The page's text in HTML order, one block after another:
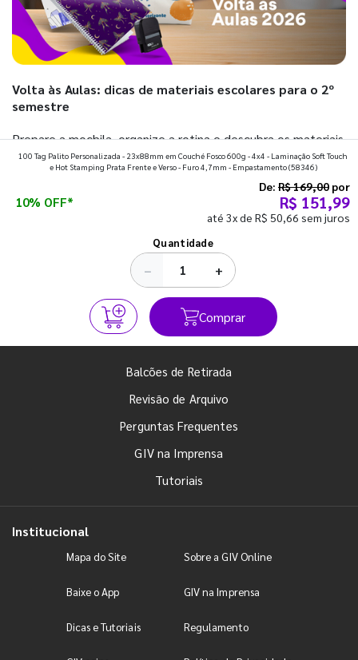
Volta às Aulas: dicas de materiais escolares para o 2º
semestre
Prepare a mochila, organize a rotina e descubra os materiais
que fazem toda diferença para começar o segundo
100 Tag Palito Personalizada - 23x88mm em Couché Fosco 600g - 4x4 - Laminação Soft Touch
e Hot Stamping Prata Frente e Verso - Furo 4,7mm - Empastamento(58346)
10% OFF*
De: R$ 169,00 por
R$ 151,99
até 3x de R$ 50,66 sem juros
Quantidade
− +
Comprar
Balcões de Retirada
Revisão de Arquivo
Perguntas Frequentes
GIV na Imprensa
Tutoriais
Institucional
Mapa do Site Sobre a GIV Online
Baixe o App GIV na Imprensa
Dicas e Tutoriais Regulamento